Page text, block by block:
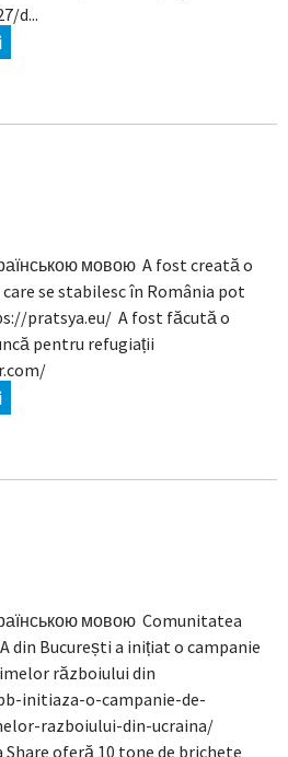
d...
мовою A fost creată o
se stabilesc în România pot
pratsya.eu/ A fost făcută o
pentru refugiații
мовою Comunitatea
din București a inițiat o campanie
războiului din
initiaza-o-campanie-de-
razboiului-din-ucraina/
Share oferă 10 tone de brichete